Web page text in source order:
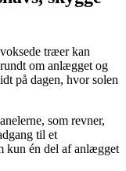
træer kan
om anlægget og
på dagen, hvor solen
som revner,
til et
kun én del af anlægget